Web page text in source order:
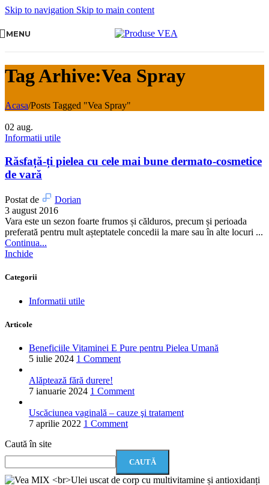
Skip to navigation Skip to main content
MENU
Tag Arhive:Vea Spray
Acasa/Posts Tagged "Vea Spray"
02 aug.
Informatii utile
Răsfață-ți pielea cu cele mai bune dermato-cosmetice
de vară
Postat de
Dorian
3 august 2016
Vara este un sezon foarte frumos și călduros, precum și perioada
preferată pentru mult așteptatele concedii la mare sau în alte locuri ...
Continua...
Inchide
Categorii
Informatii utile
Articole
Beneficiile Vitaminei E Pure pentru Pielea Umană
5 iulie 2024 1 Comment
Alăptează fără durere!
7 ianuarie 2024 1 Comment
Uscăciunea vaginală – cauze şi tratament
7 aprilie 2022 1 Comment
Caută în site
CAUTĂ